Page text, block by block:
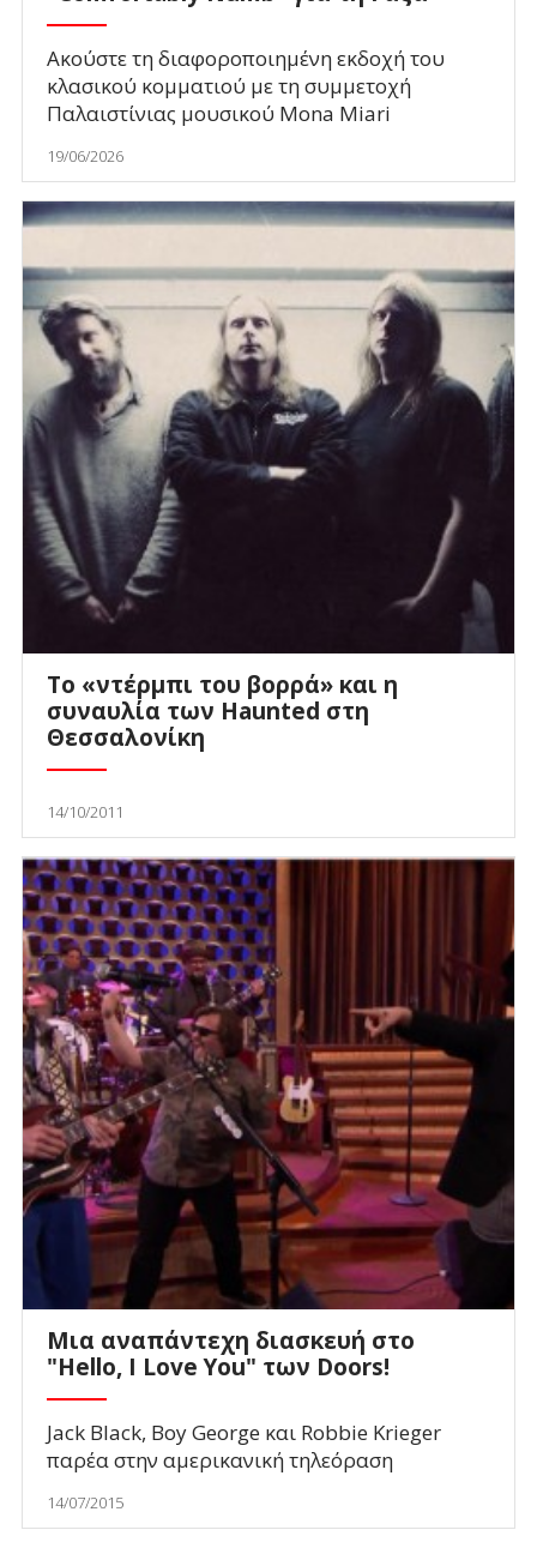
Ακούστε τη διαφοροποιημένη εκδοχή του
κλασικού κομματιού με τη συμμετοχή
Παλαιστίνιας μουσικού Mona Miari
19/06/2026
Το «ντέρμπι του βορρά» και η
συναυλία των Haunted στη
Θεσσαλονίκη
14/10/2011
Μια αναπάντεχη διασκευή στο
"Hello, I Love You" των Doors!
Jack Black, Boy George και Robbie Krieger
παρέα στην αμερικανική τηλεόραση
14/07/2015